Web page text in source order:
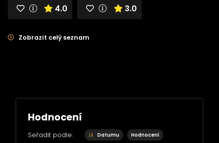
4.0 3.0
Zobrazit celý seznam
Hodnocení
Seřadit podle: Datumu Hodnocení